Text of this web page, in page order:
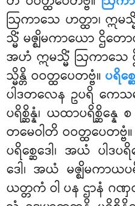
ဩကာသေ ဟတ္ထာ၊ ဣမသ္
သ္မိံ မဇ္ဈိမကာယော ဌိတေ
အဟံ ဣမသ္မိံ ဩကာသေ
သ္မိန္တိ ဝဝတ္ထပေတဗ္ဗံ။ ပရိစ္
ပါဒတလေန ဥပရိ ကေ
ပရိစ္ဆိန္နံ၊ ယထာပရိစ္ဆိန္
တမေဝါတိ ဝဝတ္ထပေတ
ပရိစ္ဆေဒေါ၊ အယံ ပါဒပ
ဒေါ၊ အယံ မဇ္ဈိမကာယပ
ယတ္တကံ ဝါ ပန ဌာနံ